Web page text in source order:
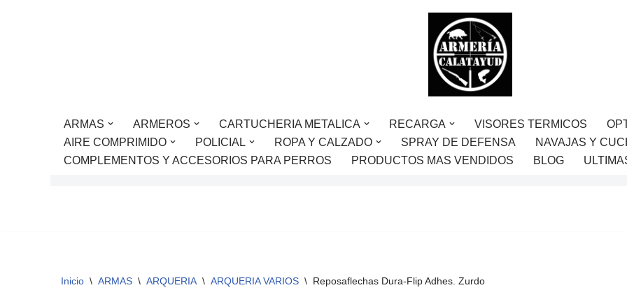
ARMAS ARMEROS CARTUCHERIA METALICA RECARGA VISORES TERMICOS
AIRE COMPRIMIDO
POLICIAL ROPA Y CALZADO SPRAY DE DEFENSA NAVAJAS Y
COMPLEMENTOS Y ACCESORIOS PARA PERROS
PRODUCTOS MAS VENDIDOS BLOG
Inicio \ ARMAS \ ARQUERIA \ ARQUERIA VARIOS \ Reposaflechas Dura-Flip Adhes. Zurdo